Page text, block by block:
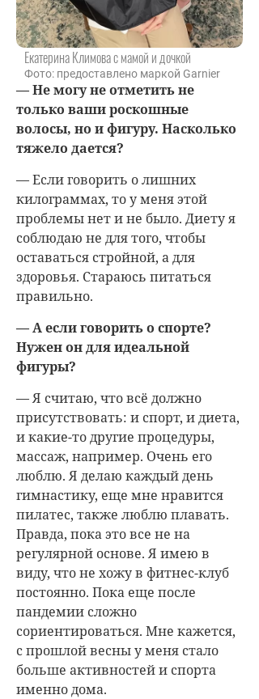
Екатерина Климова с мамой и дочкой
Фото: предоставлено маркой Garnier
— Не могу не отметить не
только ваши роскошные
волосы, но и фигуру. Насколько
тяжело дается?
— Если говорить о лишних
килограммах, то у меня этой
проблемы нет и не было. Диету я
соблюдаю не для того, чтобы
оставаться стройной, а для
здоровья. Стараюсь питаться
правильно.
— А если говорить о спорте?
Нужен он для идеальной
фигуры?
— Я считаю, что всё должно
присутствовать: и спорт, и диета,
и какие-то другие процедуры,
массаж, например. Очень его
люблю. Я делаю каждый день
гимнастику, еще мне нравится
пилатес, также люблю плавать.
Правда, пока это все не на
регулярной основе. Я имею в
виду, что не хожу в фитнес-клуб
постоянно. Пока еще после
пандемии сложно
сориентироваться. Мне кажется,
с прошлой весны у меня стало
больше активностей и спорта
именно дома.